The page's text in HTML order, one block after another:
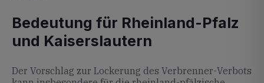
Bedeutung für Rheinland-Pfalz
und Kaiserslautern
Der Vorschlag zur Lockerung des Verbrenner-Verbots